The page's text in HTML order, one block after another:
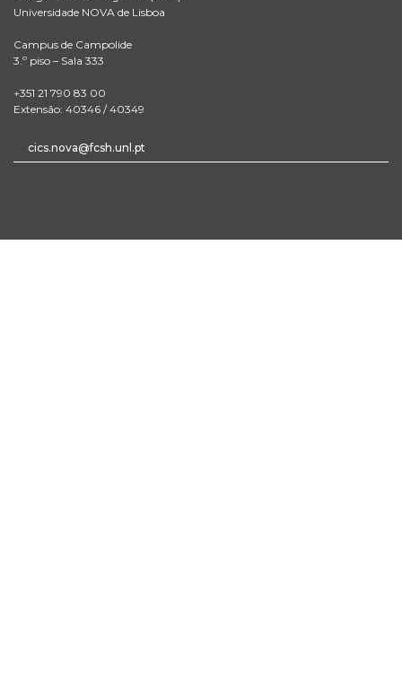
Universidade NOVA de Lisboa
Campus de Campolide
3.º piso – Sala 333
+351 21 790 83 00
Extensão: 40346 / 40349
cics.nova@fcsh.unl.pt